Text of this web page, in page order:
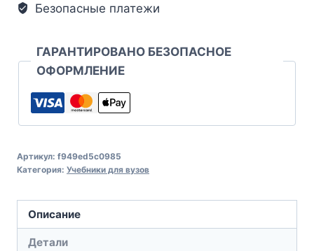
Безопасные платежи
ГАРАНТИРОВАНО БЕЗОПАСНОЕ
ОФОРМЛЕНИЕ
Артикул: f949ed5c0985
Категория: Учебники для вузов
Описание
Детали